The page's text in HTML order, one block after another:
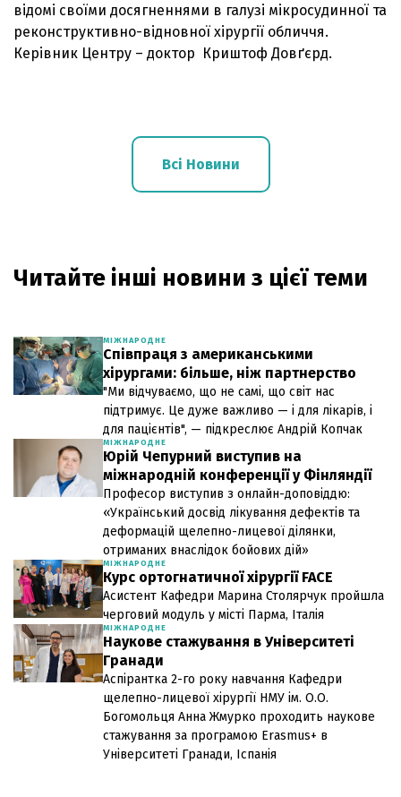
відомі своїми досягненнями в галузі мікросудинної та
реконструктивно-відновної хірургії обличчя.
Керівник Центру – доктор Криштоф Довґєрд.
Всі Новини
Читайте інші новини з цієї теми
МІЖНАРОДНЕ
Співпраця з американськими
хірургами: більше, ніж партнерство
"Ми відчуваємо, що не самі, що світ нас
підтримує. Це дуже важливо — і для лікарів, і
для пацієнтів", — підкреслює Андрій Копчак
МІЖНАРОДНЕ
Юрій Чепурний виступив на
міжнародній конференції у Фінляндії
Професор виступив з онлайн-доповіддю:
«Український досвід лікування дефектів та
деформацій щелепно-лицевої ділянки,
отриманих внаслідок бойових дій»
МІЖНАРОДНЕ
Курс ортогнатичної хірургії FACE
Асистент Кафедри Марина Столярчук пройшла
черговий модуль у місті Парма, Італія
МІЖНАРОДНЕ
Наукове стажування в Університеті
Гранади
Аспірантка 2-го року навчання Кафедри
щелепно-лицевої хірургії НМУ ім. О.О.
Богомольця Анна Жмурко проходить наукове
стажування за програмою Erasmus+ в
Університеті Гранади, Іспанія